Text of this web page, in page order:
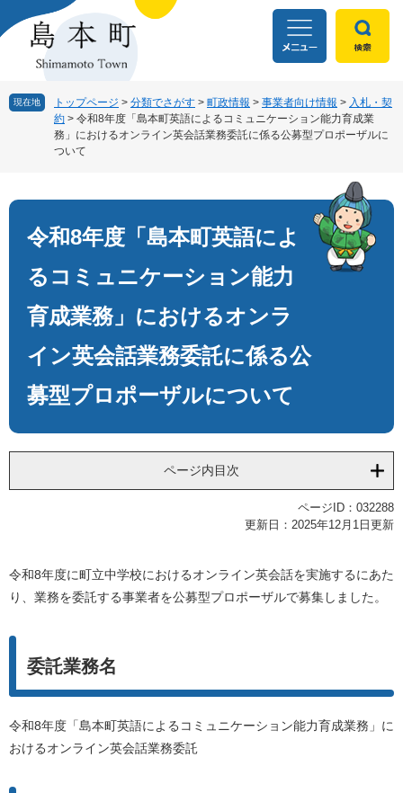
ー
ニ
現在地 トップページ > 分類でさがす > 町政情報 > 事業者向け情報 > 入札・契
約 > 令和8年度「島本町英語によるコミュニケーション能力育成業
務」におけるオンライン英会話業務委託に係る公募型プロポーザルに
ついて
文
令和8年度「島本町英語によ
るコミュニケーション能力
育成業務」におけるオンラ
イン英会話業務委託に係る公
募型プロポーザルについて
ページ内目次
ページID：032288
更新日：2025年12月1日更新
令和8年度に町立中学校におけるオンライン英会話を実施するにあた
り、業務を委託する事業者を公募型プロポーザルで募集しました。
委託業務名
令和8年度「島本町英語によるコミュニケーション能力育成業務」に
おけるオンライン英会話業務委託